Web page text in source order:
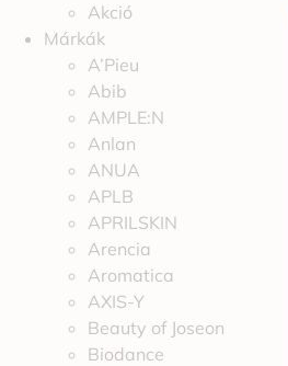
Akció
Márkák
A’Pieu
Abib
AMPLE:N
Anlan
ANUA
APLB
APRILSKIN
Arencia
Aromatica
AXIS-Y
Beauty of Joseon
Biodance